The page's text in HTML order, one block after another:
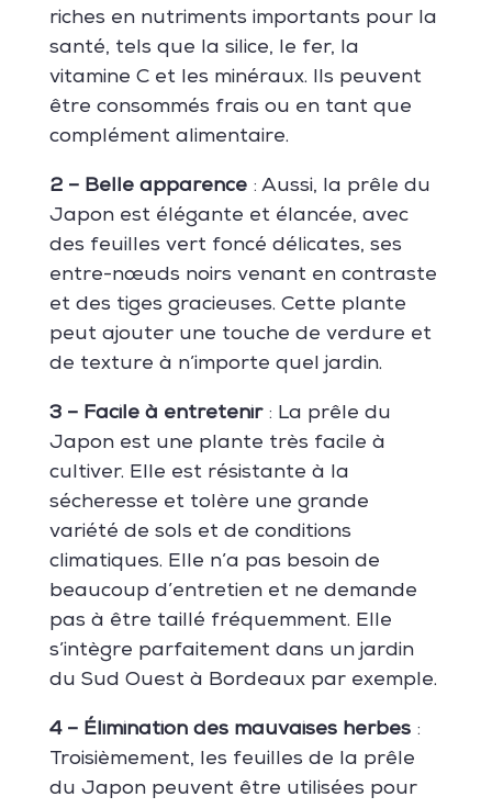
riches en nutriments importants pour la
santé, tels que la silice, le fer, la
vitamine C et les minéraux. Ils peuvent
être consommés frais ou en tant que
complément alimentaire.
2 – Belle apparence: Aussi, la prêle du
Japon est élégante et élancée, avec
des feuilles vert foncé délicates, ses
entre-nœuds noirs venant en contraste
et des tiges gracieuses. Cette plante
peut ajouter une touche de verdure et
de texture à n’importe quel jardin.
3 – Facile à entretenir: La prêle du
Japon est une plante très facile à
cultiver. Elle est résistante à la
sécheresse et tolère une grande
variété de sols et de conditions
climatiques. Elle n’a pas besoin de
beaucoup d’entretien et ne demande
pas à être taillé fréquemment. Elle
s’intègre parfaitement dans un jardin
du Sud Ouest à Bordeaux par exemple.
4 – Élimination des mauvaises herbes:
Troisièmement, les feuilles de la prêle
du Japon peuvent être utilisées pour